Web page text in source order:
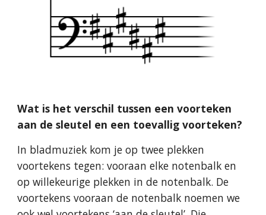
Wat is het verschil tussen een voorteken
aan de sleutel en een toevallig voorteken?
In bladmuziek kom je op twee plekken
voortekens tegen: vooraan elke notenbalk en
op willekeurige plekken in de notenbalk. De
voortekens vooraan de notenbalk noemen we